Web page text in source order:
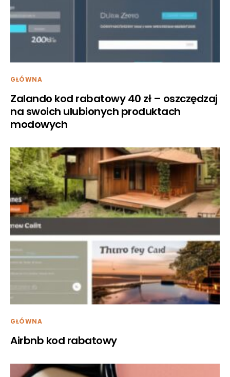
GŁÓWNA
Zalando kod rabatowy 40 zł – oszczędzaj
na swoich ulubionych produktach
modowych
GŁÓWNA
Airbnb kod rabatowy